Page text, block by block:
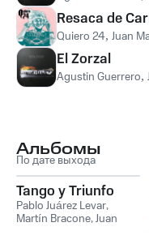
Resaca de
Quiero 24, Juan
El Zorzal
Agustin Guerrero,
Альбомы
По дате выхода
Tango y Triunfo
Pablo Juárez Levar,
Martín Bracone,Juan